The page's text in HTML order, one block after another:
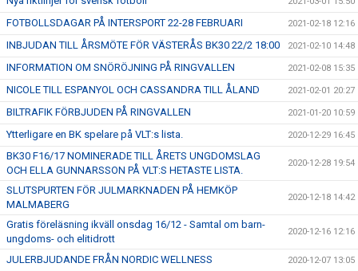
FOTBOLLSDAGAR PÅ INTERSPORT 22-28 FEBRUARI 2021-02-18 12:16
INBJUDAN TILL ÅRSMÖTE FÖR VÄSTERÅS BK30 22/2 18:00 2021-02-10 14:48
INFORMATION OM SNÖRÖJNING PÅ RINGVALLEN 2021-02-08 15:35
NICOLE TILL ESPANYOL OCH CASSANDRA TILL ÅLAND 2021-02-01 20:27
BILTRAFIK FÖRBJUDEN PÅ RINGVALLEN 2021-01-20 10:59
Ytterligare en BK spelare på VLT:s lista. 2020-12-29 16:45
BK30 F16/17 NOMINERADE TILL ÅRETS UNGDOMSLAG
OCH ELLA GUNNARSSON PÅ VLT:S HETASTE LISTA.
2020-12-28 19:54
SLUTSPURTEN FÖR JULMARKNADEN PÅ HEMKÖP
MALMABERG
2020-12-18 14:42
Gratis föreläsning ikväll onsdag 16/12 - Samtal om barn-
ungdoms- och elitidrott
2020-12-16 12:16
JULERBJUDANDE FRÅN NORDIC WELLNESS 2020-12-07 13:05